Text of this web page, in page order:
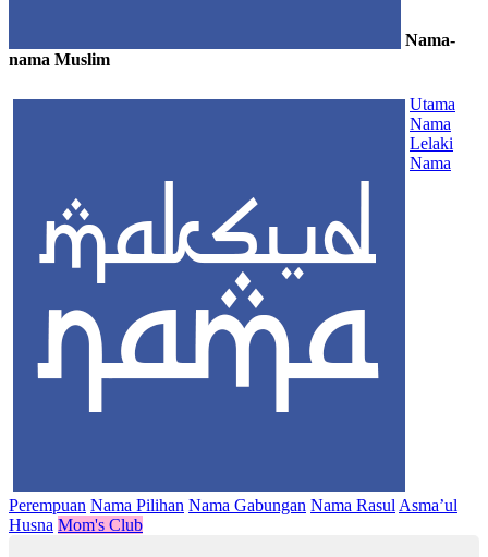
Nama-
nama Muslim
Utama
Nama
Lelaki
Nama
Perempuan Nama Pilihan Nama Gabungan Nama Rasul Asma’ul
Husna Mom's Club